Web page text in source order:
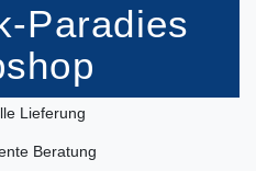
Paradies
Lieferung
Beratung